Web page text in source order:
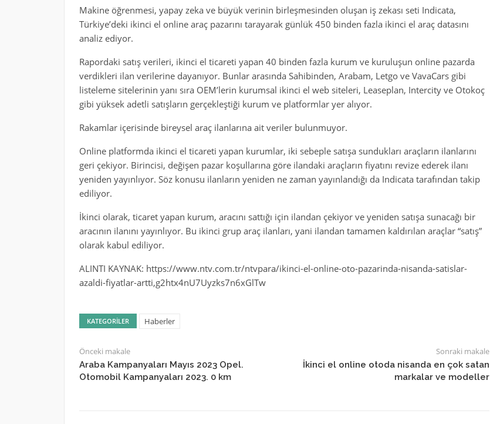
Makine öğrenmesi, yapay zeka ve büyük verinin birleşmesinden oluşan iş zekası seti Indicata,
Türkiye’deki ikinci el online araç pazarını tarayarak günlük 450 binden fazla ikinci el araç datasını
analiz ediyor.
Rapordaki satış verileri, ikinci el ticareti yapan 40 binden fazla kurum ve kuruluşun online pazarda
verdikleri ilan verilerine dayanıyor. Bunlar arasında Sahibinden, Arabam, Letgo ve VavaCars gibi
listeleme sitelerinin yanı sıra OEM’lerin kurumsal ikinci el web siteleri, Leaseplan, Intercity ve Otokoç
gibi yüksek adetli satışların gerçekleştiği kurum ve platformlar yer alıyor.
Rakamlar içerisinde bireysel araç ilanlarına ait veriler bulunmuyor.
Online platformda ikinci el ticareti yapan kurumlar, iki sebeple satışa sundukları araçların ilanlarını
geri çekiyor. Birincisi, değişen pazar koşullarına göre ilandaki araçların fiyatını revize ederek ilanı
yeniden yayınlıyor. Söz konusu ilanların yeniden ne zaman yayınlandığı da Indicata tarafından takip
ediliyor.
İkinci olarak, ticaret yapan kurum, aracını sattığı için ilandan çekiyor ve yeniden satışa sunacağı bir
aracının ilanını yayınlıyor. Bu ikinci grup araç ilanları, yani ilandan tamamen kaldırılan araçlar “satış”
olarak kabul ediliyor.
ALINTI KAYNAK: https://www.ntv.com.tr/ntvpara/ikinci-el-online-oto-pazarinda-nisanda-satislar-
azaldi-fiyatlar-artti,g2htx4nU7Uyzks7n6xGlTw
KATEGORILER Haberler
Önceki makale
Araba Kampanyaları Mayıs 2023 Opel.
Otomobil Kampanyaları 2023. 0 km
Sonraki makale
İkinci el online otoda nisanda en çok satan
markalar ve modeller